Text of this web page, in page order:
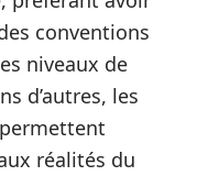
conventions
niveaux de
d’autres, les
réalités du